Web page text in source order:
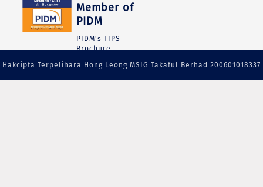
Member of
PIDM
PIDM's TIPS
Brochure
Hakcipta Terpelihara Hong Leong MSIG Takaful Berhad 200601018337